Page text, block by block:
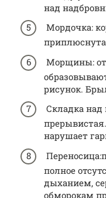
над
Мордочка:
Морщины:
рисунок.
Складка
нарушает
полное
дыханием,
обморокам